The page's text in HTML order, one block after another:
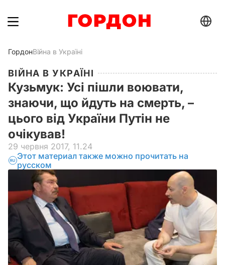
ГордонВійна в Україні
ВІЙНА В УКРАЇНІ
Кузьмук: Усі пішли воювати,
знаючи, що йдуть на смерть, –
цього від України Путін не
очікував!
29 червня 2017, 11.24
Этот материал также можно прочитать на
русском